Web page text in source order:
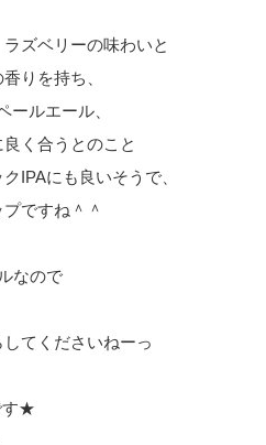
ズベリーの味わいと
りを持ち、
ールエール、
く合うとのこと
IPAにも良いそうで、
ですね＾＾
なので
てくださいねーっ
す★